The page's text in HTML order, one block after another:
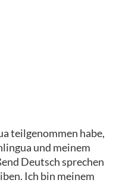
teilgenommen habe,
und meinem
Deutsch sprechen
Ich bin meinem